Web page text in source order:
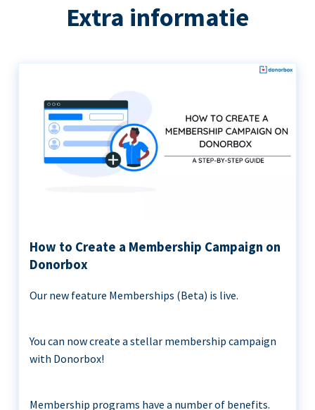
Extra informatie
How to Create a Membership Campaign on
Donorbox
Our new feature Memberships (Beta) is live.
You can now create a stellar membership campaign
with Donorbox!
Membership programs have a number of benefits.